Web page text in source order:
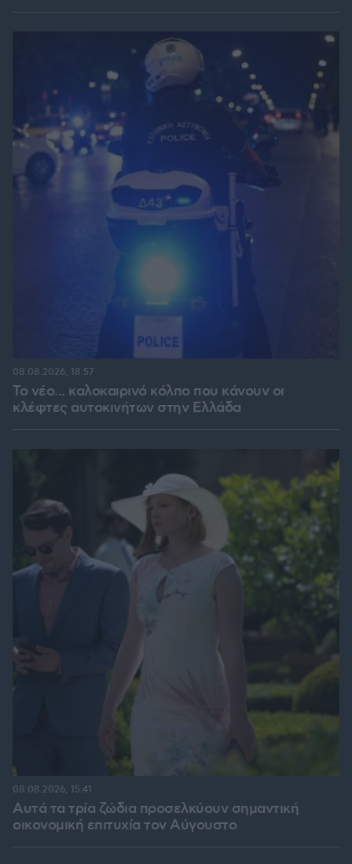
Το νέο... καλοκαιρινό κόλπο που κάνουν οι
κλέφτες αυτοκινήτων στην Ελλάδα
08.08.2026, 18:57
Αυτά τα τρία ζώδια προσελκύουν σημαντική
οικονομική επιτυχία τον Αύγουστο
08.08.2026, 15:41